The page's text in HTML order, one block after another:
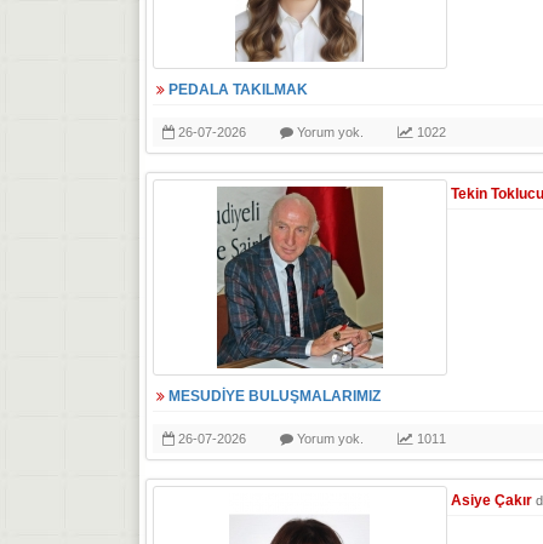
PEDALA TAKILMAK
26-07-2026 Yorum yok. 1022
Tekin
MESUDİYE BULUŞMALARIMIZ
26-07-2026 Yorum yok. 1011
Asiye Çakır